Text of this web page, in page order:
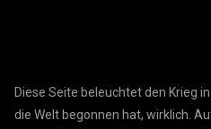
Diese Seite beleuchtet den Krieg
die Welt begonnen hat, wirklich.